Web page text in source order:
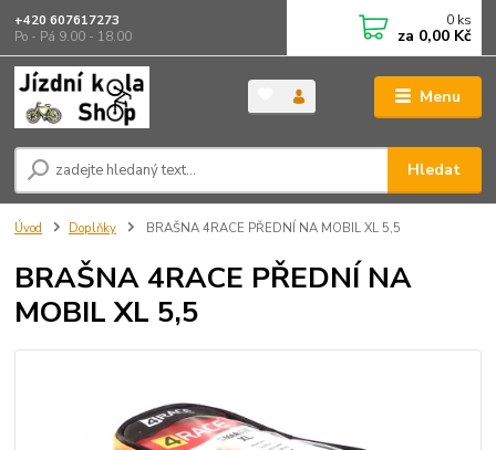
Menu
Hledat
+420 607617273
Po - Pá 9.00 - 18.00
0 ks
za 0,00 Kč
Úvod Doplňky BRAŠNA 4RACE PŘEDNÍ NA MOBIL XL 5,5
BRAŠNA 4RACE PŘEDNÍ NA
MOBIL XL 5,5